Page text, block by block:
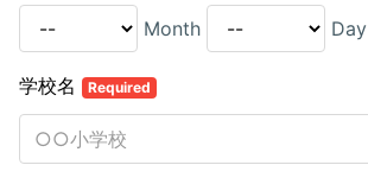
Month Day
学校名 Required